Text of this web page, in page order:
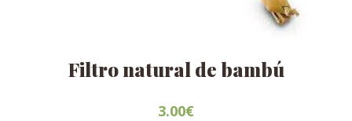
Filtro natural de bambú
3.00€